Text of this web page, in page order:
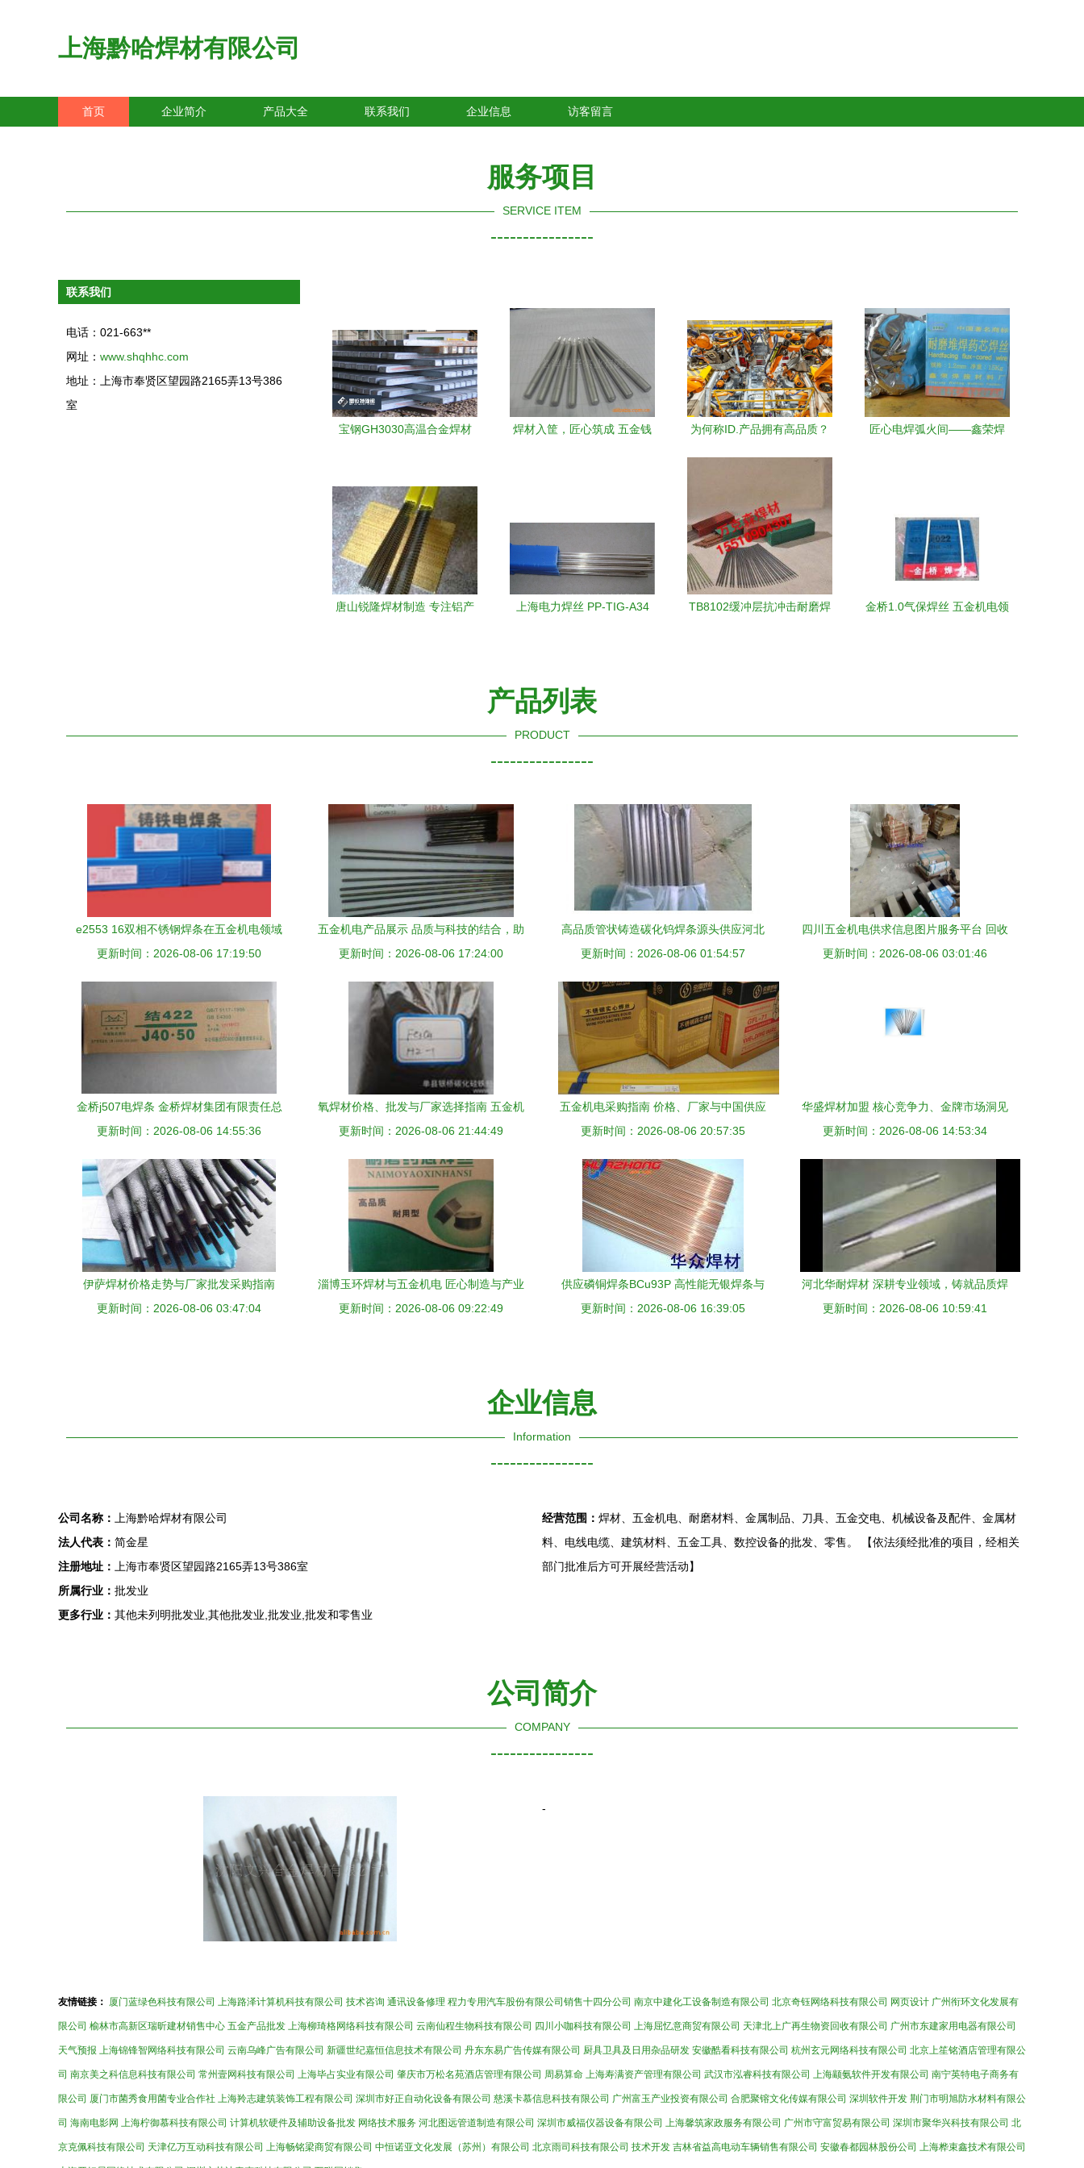
上海黔哈焊材有限公司
首页 企业简介 产品大全 联系我们 企业信息 访客留言
服务项目
SERVICE ITEM
----------------
联系我们
电话：021-663**
网址： www.shqhhc.com
地址：上海市奉贤区望园路2165弄13号386
室
宝钢GH3030高温合金焊材
焊材入筐，匠心筑成 五金钱
为何称ID.产品拥有高品质？
匠心电焊弧火间——鑫荣焊
唐山锐隆焊材制造 专注铝产
上海电力焊丝 PP-TIG-A34
TB8102缓冲层抗冲击耐磨焊
金桥1.0气保焊丝 五金机电领
产品列表
PRODUCT
----------------
e2553 16双相不锈钢焊条在五金机电领域
的专业解读与应用
更新时间：2026-08-06 17:19:50
五金机电产品展示 品质与科技的结合，助
力工业发展
更新时间：2026-08-06 17:24:00
高品质管状铸造碳化钨焊条源头供应河北
省曼彻特焊接材料
更新时间：2026-08-06 01:54:57
四川五金机电供求信息图片服务平台 回收
与发布的便捷桥梁
更新时间：2026-08-06 03:01:46
金桥j507电焊条 金桥焊材集团有限责任总
公司
更新时间：2026-08-06 14:55:36
氧焊材价格、批发与厂家选择指南 五金机
电行业解析
更新时间：2026-08-06 21:44:49
五金机电采购指南 价格、厂家与中国供应
商的深度解析
更新时间：2026-08-06 20:57:35
华盛焊材加盟 核心竞争力、金牌市场洞见
与加盟的运营指南
更新时间：2026-08-06 14:53:34
伊萨焊材价格走势与厂家批发采购指南
更新时间：2026-08-06 03:47:04
淄博玉环焊材与五金机电 匠心制造与产业
协同的典范
更新时间：2026-08-06 09:22:49
供应磷铜焊条BCu93P 高性能无银焊条与
焊片的行业应用解析
更新时间：2026-08-06 16:39:05
河北华耐焊材 深耕专业领域，铸就品质焊
材新篇章
更新时间：2026-08-06 10:59:41
企业信息
Information
----------------
公司名称：
上海黔哈焊材有限公司
法人代表： 简金星
注册地址：
上海市奉贤区望园路2165弄13号386室
所属行业： 批发业
更多行业： 其他未列明批发业,其他批发业,批发业,批发和零售业
经营范围： 焊材、五金机电、耐磨材料、金属制品、刀具、五金交电、机械设备及配件、金属材
料、电线电缆、建筑材料、五金工具、数控设备的批发、零售。 【依法须经批准的项目，经相关
部门批准后方可开展经营活动】
公司简介
COMPANY
----------------
-
友情链接： 厦门蓝绿色科技有限公司 上海路泽计算机科技有限公司 技术咨询 通讯设备修理 程力专用汽车股份有限公司销售十四分公司 南京中建化工设备制造有限公司 北京奇钰网络科技有限公司 网页设计 广州衔环文化发展有
限公司 榆林市高新区瑞昕建材销售中心 五金产品批发 上海柳琦格网络科技有限公司 云南仙程生物科技有限公司 四川小咖科技有限公司 上海屈忆意商贸有限公司 天津北上广再生物资回收有限公司 广州市东建家用电器有限公司
天气预报 上海锦锋智网络科技有限公司 云南乌峰广告有限公司 新疆世纪嘉恒信息技术有限公司 丹东东易广告传媒有限公司 厨具卫具及日用杂品研发 安徽酷看科技有限公司 杭州玄元网络科技有限公司 北京上笙铭酒店管理有限公
司 南京美之科信息科技有限公司 常州壹网科技有限公司 上海毕占实业有限公司 肇庆市万松名苑酒店管理有限公司 周易算命 上海寿满资产管理有限公司 武汉市泓睿科技有限公司 上海颛氨软件开发有限公司 南宁英特电子商务有
限公司 厦门市菌秀食用菌专业合作社 上海羚志建筑装饰工程有限公司 深圳市好正自动化设备有限公司 慈溪卡慕信息科技有限公司 广州富玉产业投资有限公司 合肥聚镕文化传媒有限公司 深圳软件开发 荆门市明旭防水材料有限公
司 海南电影网 上海柠御慕科技有限公司 计算机软硬件及辅助设备批发 网络技术服务 河北图远管道制造有限公司 深圳市威福仪器设备有限公司 上海馨筑家政服务有限公司 广州市守富贸易有限公司 深圳市聚华兴科技有限公司 北
京克佩科技有限公司 天津亿万互动科技有限公司 上海畅铭梁商贸有限公司 中恒诺亚文化发展（苏州）有限公司 北京雨司科技有限公司 技术开发 吉林省益高电动车辆销售有限公司 安徽春都园林股份公司 上海桦束鑫技术有限公司